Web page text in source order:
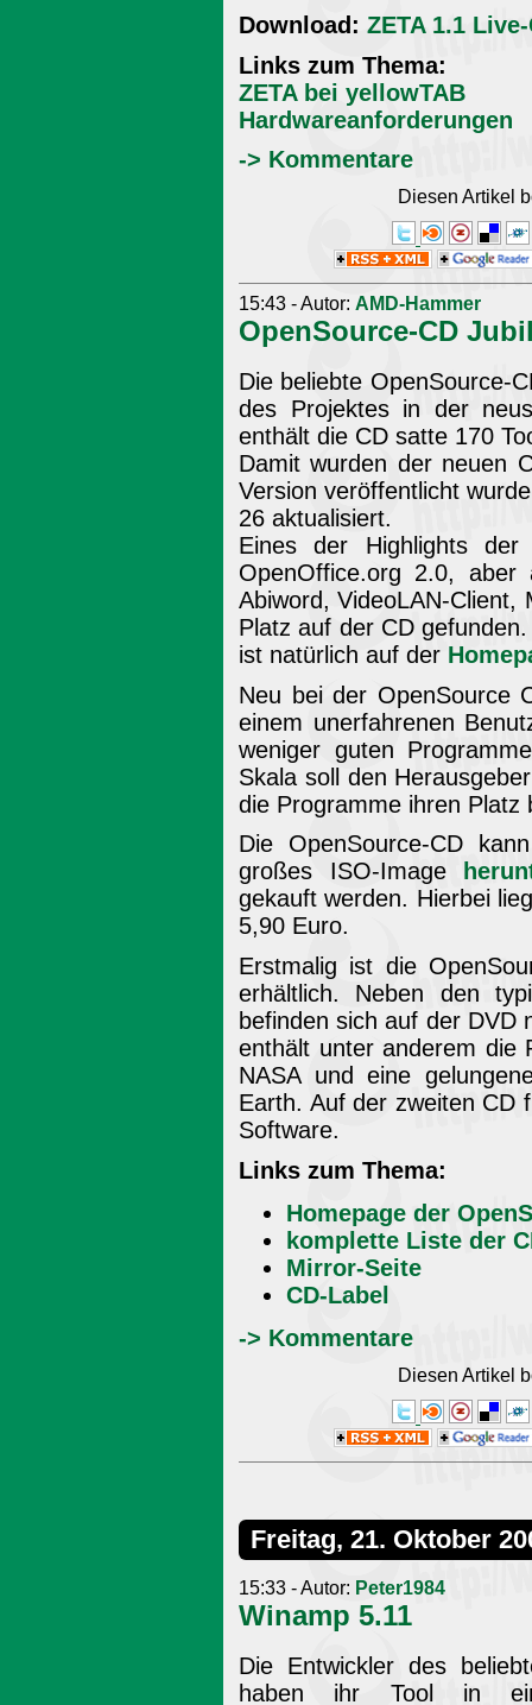
Download: ZETA 1.1
Links zum Thema:
ZETA bei yellowTAB
Hardwareanforderungen
-> Kommentare
Diesen Artikel
15:43 - Autor: AMD-Hammer
OpenSource-CD
Die beliebte OpenSource-
des Projektes in der
enthält die CD satte 170
Damit wurden der neuen
Version veröffentlicht
26 aktualisiert.
Eines der Highlights
OpenOffice.org 2.0,
Abiword, VideoLAN-Client,
Platz auf der CD
ist natürlich auf der
Neu bei der OpenSource
einem unerfahrenen
weniger guten
Skala soll den
die Programme ihren Platz
Die OpenSource-CD
großes ISO-Image
gekauft werden. Hierbei
5,90 Euro.
Erstmalig ist die
erhältlich. Neben den
befinden sich auf der DVD
enthält unter anderem die
NASA und eine
Earth. Auf der zweiten CD
Software.
Links zum Thema:
Homepage der
komplette Liste der
Mirror-Seite
CD-Label
-> Kommentare
Diesen Artikel
Freitag, 21. Oktober
15:33 - Autor: Peter1984
Winamp 5.11
Die Entwickler des
haben ihr Tool in